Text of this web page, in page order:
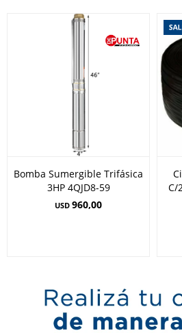
Bomba Sumergible Trifásica
3HP 4QJD8-59
USD 960,00
C/